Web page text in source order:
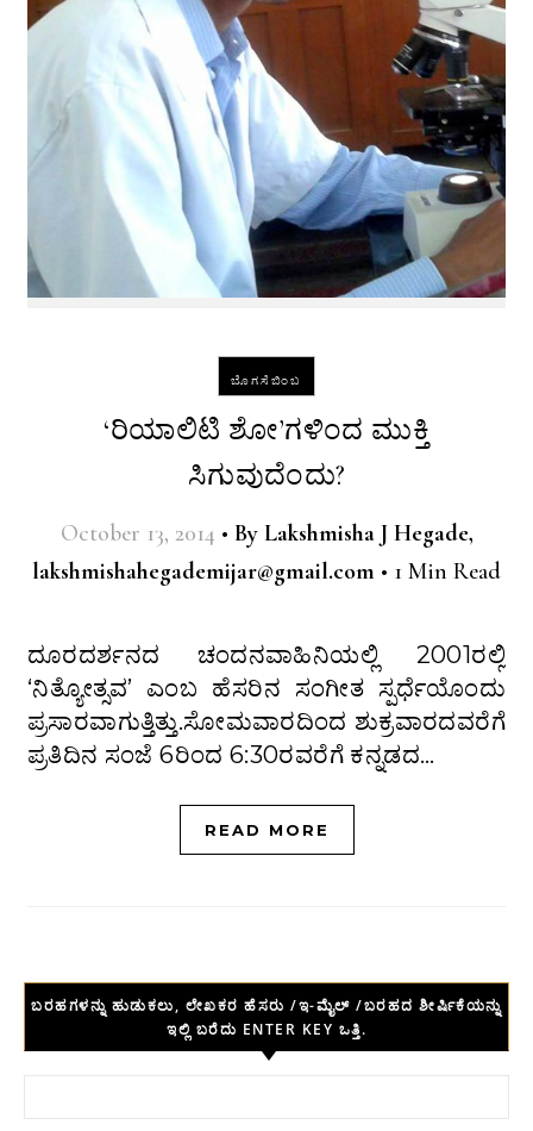
ಬೊಗಸೆಬಿಂಬ
‘ರಿಯಾಲಿಟಿ ಶೋ’ಗಳಿಂದ ಮುಕ್ತಿ
ಸಿಗುವುದೆಂದು?
October 13, 2014 • By Lakshmisha J Hegade,
lakshmishahegademijar@gmail.com • 1 Min Read
ದೂರದರ್ಶನದ ಚಂದನವಾಹಿನಿಯಲ್ಲಿ 2001ರಲ್ಲಿ
‘ನಿತ್ಯೋತ್ಸವ’ ಎಂಬ ಹೆಸರಿನ ಸಂಗೀತ ಸ್ಪರ್ಧೆಯೊಂದು
ಪ್ರಸಾರವಾಗುತ್ತಿತ್ತು.ಸೋಮವಾರದಿಂದ ಶುಕ್ರವಾರದವರೆಗೆ
ಪ್ರತಿದಿನ ಸಂಜೆ 6ರಿಂದ 6:30ರವರೆಗೆ ಕನ್ನಡದ…
READ MORE
ಬರಹಗಳನ್ನು ಹುಡುಕಲು, ಲೇಖಕರ ಹೆಸರು /ಇ-ಮೈಲ್ /ಬರಹದ ಶೀರ್ಷಿಕೆಯನ್ನು
ಇಲ್ಲಿ ಬರೆದು ENTER KEY ಒತ್ತಿ.